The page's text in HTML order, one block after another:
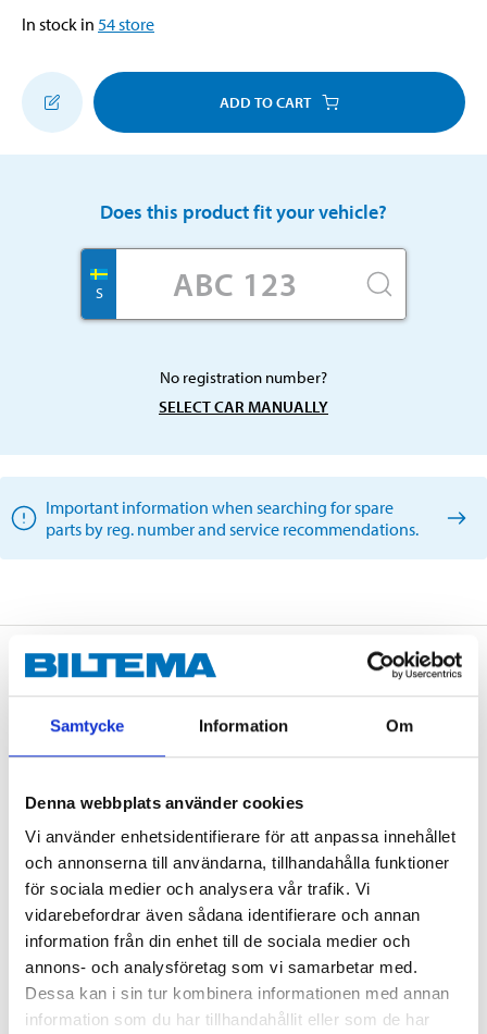
Samtycke Information Om
Denna webbplats använder cookies
Vi använder enhetsidentifierare för att anpassa innehållet
och annonserna till användarna, tillhandahålla funktioner
för sociala medier och analysera vår trafik. Vi
vidarebefordrar även sådana identifierare och annan
information från din enhet till de sociala medier och
annons- och analysföretag som vi samarbetar med.
Dessa kan i sin tur kombinera informationen med annan
information som du har tillhandahållit eller som de har
In stock in 54store
ADD TO CART
Does this product fit your vehicle?
S
No registration number?
SELECT CAR MANUALLY
Important information when searching for spare
parts by reg. number and service recommendations.
Description
Technical specifications
Diameter
286 mm
Thickness
22 mm
Min. thickness
20,4 mm
Height
51,6 mm
79 mm